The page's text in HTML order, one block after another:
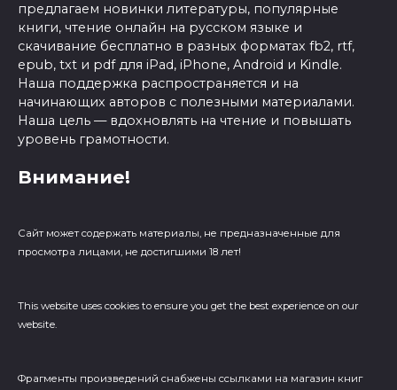
предлагаем новинки литературы, популярные
книги, чтение онлайн на русском языке и
скачивание бесплатно в разных форматах fb2, rtf,
epub, txt и pdf для iPad, iPhone, Android и Kindle.
Наша поддержка распространяется и на
начинающих авторов с полезными материалами.
Наша цель — вдохновлять на чтение и повышать
уровень грамотности.
Внимание!
Сайт может содержать материалы, не предназначенные для
просмотра лицами, не достигшими 18 лет!
This website uses cookies to ensure you get the best experience on our
website.
Фрагменты произведений cнабжены ссылками на магазин книг